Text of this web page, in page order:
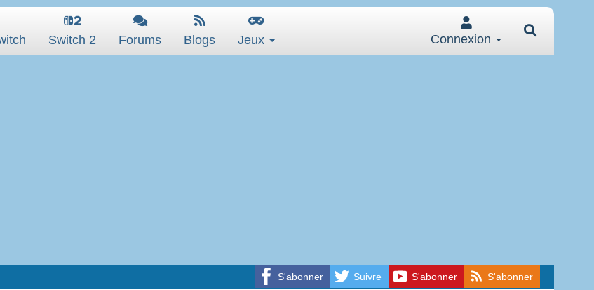
Switch 2 Forums Blogs Jeux Connexion
S'abonner Suivre S'abonner S'abonner